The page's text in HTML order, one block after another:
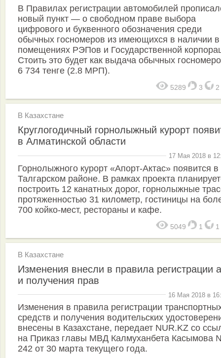
В Правилах регистрации автомобилей
новый пункт — о свободном праве выбора
цифрового и буквенного обозначения среди
обычных госномеров из имеющихся в наличии в
помещениях РЭПов и Государственной
Стоить это будет как выдача обычных
6 734 тенге (2.8 МРП).
5289 3 2
В Казахстане
Круглогодичный горнолыжный курорт
в Алматинской области
17 Мая 2018 в
Горнолыжного курорт «Апорт-Актас» появится в
Талгарском районе. В рамках проекта
построить 12 канатных дорог, горнолыжные
протяженностью 31 километр, гостиницы на
700 койко-мест, рестораны и кафе.
5049 1 1
В Казахстане
Изменения внесли в правила регистрации
и получения прав
16 Мая 2018 в
Изменения в правила регистрации
средств и получения водительских
внесены в Казахстане, передает NUR.KZ со
на Приказ главы МВД Калмуханбета Касымова
242 от 30 марта текущего года.